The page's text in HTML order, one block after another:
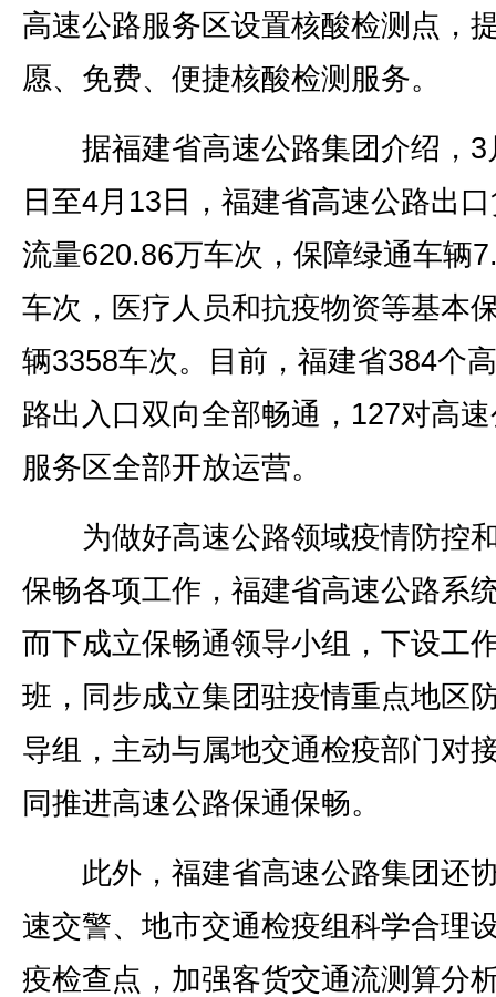
高速公路服务区设置核酸检测点，
愿、免费、便捷核酸检测服务。
据福建省高速公路集团介绍，3
日至4月13日，福建省高速公路出
流量620.86万车次，保障绿通车辆
车次，医疗人员和抗疫物资等基本
辆3358车次。目前，福建省384个
路出入口双向全部畅通，127对高
服务区全部开放运营。
为做好高速公路领域疫情防控
保畅各项工作，福建省高速公路系
而下成立保畅通领导小组，下设工
班，同步成立集团驻疫情重点地区
导组，主动与属地交通检疫部门对
同推进高速公路保通保畅。
此外，福建省高速公路集团还
速交警、地市交通检疫组科学合理
疫检查点，加强客货交通流测算分